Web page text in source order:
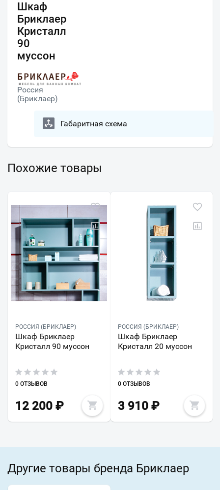
Шкаф
Бриклаер
Кристалл
90
муссон
Россия
(Бриклаер)
Габаритная схема
Похожие товары
РОССИЯ (БРИКЛАЕР)
Шкаф Бриклаер
Кристалл 90 муссон
0 ОТЗЫВОВ
12 200 ₽
РОССИЯ (БРИКЛАЕР)
Шкаф Бриклаер
Кристалл 20 муссон
0 ОТЗЫВОВ
3 910₽
Другие товары бренда Бриклаер